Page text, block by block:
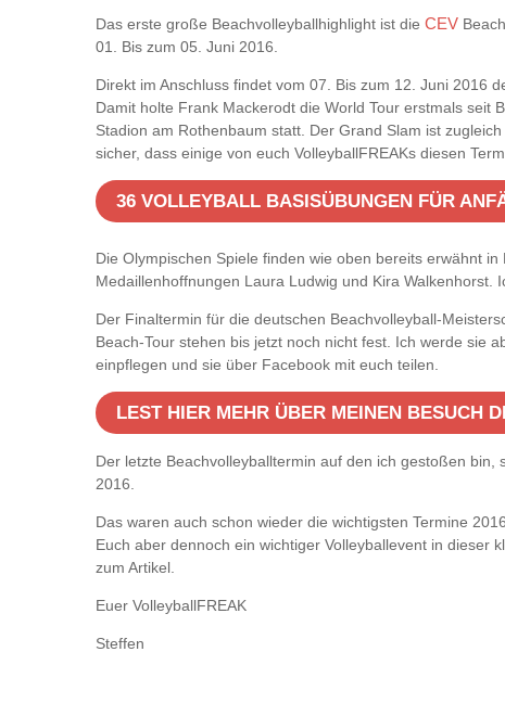
Das erste große Beachvolleyballhighlight ist die CEV
01. Bis zum 05. Juni 2016.
Direkt im Anschluss findet vom 07. Bis zum 12. Juni 2016
Damit holte Frank Mackerodt die World Tour erstmals seit
Stadion am Rothenbaum statt. Der Grand Slam ist
sicher, dass einige von euch VolleyballFREAKs diesen
36 VOLLEYBALL BASISÜBUNGEN FÜR
Die Olympischen Spiele finden wie oben bereits erwähnt
Medaillenhoffnungen Laura Ludwig und Kira Walkenhorst.
Der Finaltermin für die deutschen Beachvolleyball-
Beach-Tour stehen bis jetzt noch nicht fest. Ich werde sie
einpflegen und sie über Facebook mit euch teilen.
LEST HIER MEHR ÜBER MEINEN BESUCH
Der letzte Beachvolleyballtermin auf den ich gestoßen
2016.
Das waren auch schon wieder die wichtigsten Termine
Euch aber dennoch ein wichtiger Volleyballevent in dieser
zum Artikel.
Euer VolleyballFREAK
Steffen